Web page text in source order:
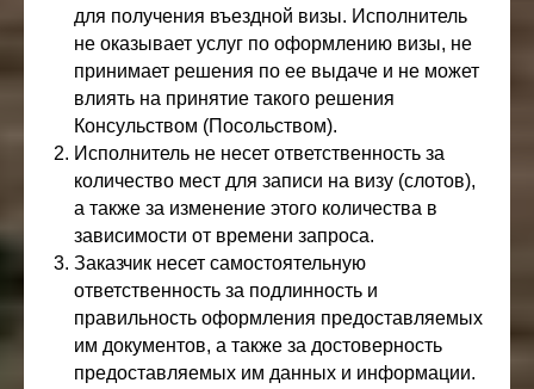
для получения въездной визы. Исполнитель
не оказывает услуг по оформлению визы, не
принимает решения по ее выдаче и не может
влиять на принятие такого решения
Консульством (Посольством).
Исполнитель не несет ответственность за
количество мест для записи на визу (слотов),
а также за изменение этого количества в
зависимости от времени запроса.
Заказчик несет самостоятельную
ответственность за подлинность и
правильность оформления предоставляемых
им документов, а также за достоверность
предоставляемых им данных и информации.